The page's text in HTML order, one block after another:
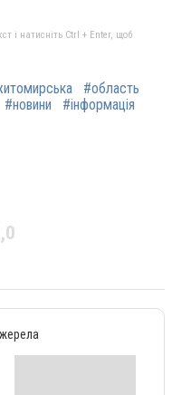
і натисніть Ctrl + Enter, щоб
#область
#новини
#інформація